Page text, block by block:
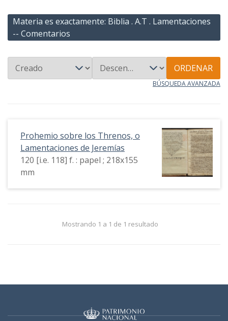
Materia es exactamente Biblia . A.T . Lamentaciones
-- Comentarios
ORDENAR
BÚSQUEDA AVANZADA
Prohemio sobre los Threnos, o
Lamentaciones de Jeremías
120 [i.e. 118] f. : papel ; 218x155
mm
Mostrando 1 a 1 de 1 resultado